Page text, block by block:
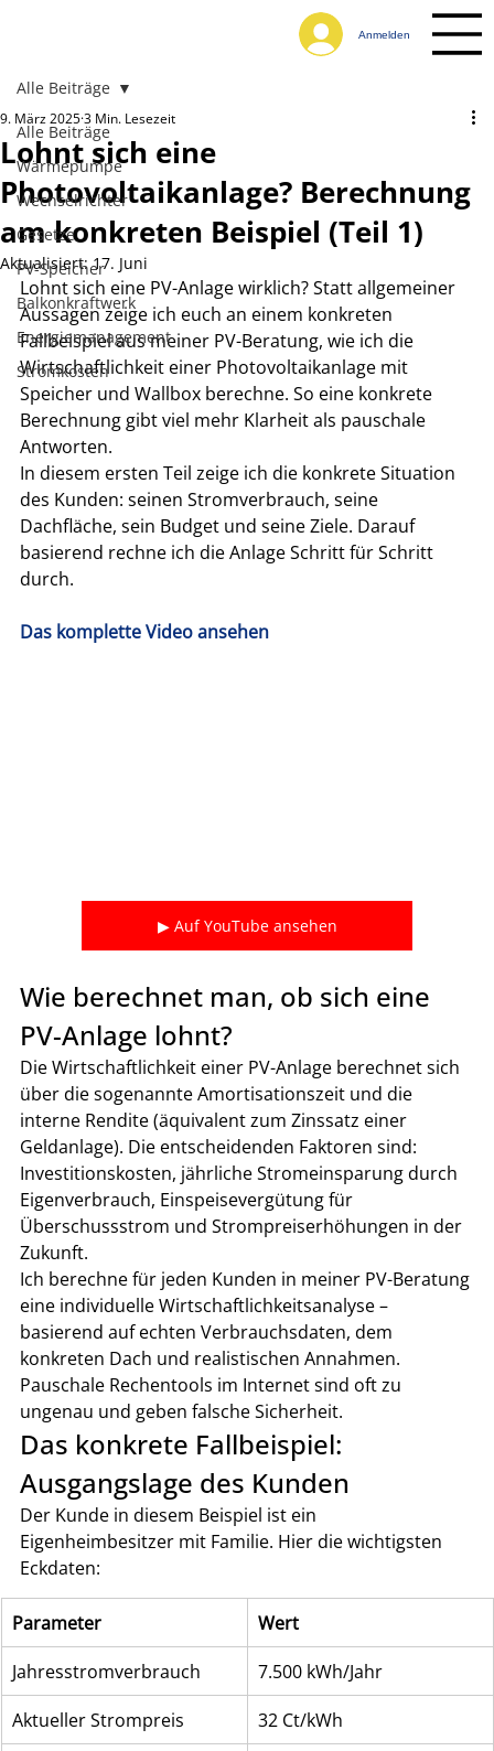
Anmelden
Alle Beiträge
Wärmepumpe
Wechselrichter
Gesetze
PV-Speicher
Balkonkraftwerk
Energiemanagement
Stromkosten
Alle Beiträge
Lohnt sich eine
Photovoltaikanlage? Berechnung
am konkreten Beispiel (Teil 1)
9. März 20253 Min. Lesezeit
Aktualisiert:17. Juni
Lohnt sich eine PV-Anlage wirklich? Statt allgemeiner
Aussagen zeige ich euch an einem konkreten
Fallbeispiel aus meiner PV-Beratung, wie ich die
Wirtschaftlichkeit einer Photovoltaikanlage mit
Speicher und Wallbox berechne. So eine konkrete
Berechnung gibt viel mehr Klarheit als pauschale
Antworten.
In diesem ersten Teil zeige ich die konkrete Situation
des Kunden: seinen Stromverbrauch, seine
Dachfläche, sein Budget und seine Ziele. Darauf
basierend rechne ich die Anlage Schritt für Schritt
durch.
Das komplette Video ansehen
▶ Auf YouTube ansehen
Wie berechnet man, ob sich eine
PV-Anlage lohnt?
Die Wirtschaftlichkeit einer PV-Anlage berechnet sich
über die sogenannte Amortisationszeit und die
interne Rendite (äquivalent zum Zinssatz einer
Geldanlage). Die entscheidenden Faktoren sind:
Investitionskosten, jährliche Stromeinsparung durch
Eigenverbrauch, Einspeisevergütung für
Überschussstrom und Strompreiserhöhungen in der
Zukunft.
Ich berechne für jeden Kunden in meiner PV-Beratung
eine individuelle Wirtschaftlichkeitsanalyse –
basierend auf echten Verbrauchsdaten, dem
konkreten Dach und realistischen Annahmen.
Pauschale Rechentools im Internet sind oft zu
ungenau und geben falsche Sicherheit.
Das konkrete Fallbeispiel:
Ausgangslage des Kunden
Der Kunde in diesem Beispiel ist ein
Eigenheimbesitzer mit Familie. Hier die wichtigsten
Eckdaten:
Parameter
Wert
Jahresstromverbrauch
7.500 kWh/Jahr
Aktueller Strompreis
32 Ct/kWh